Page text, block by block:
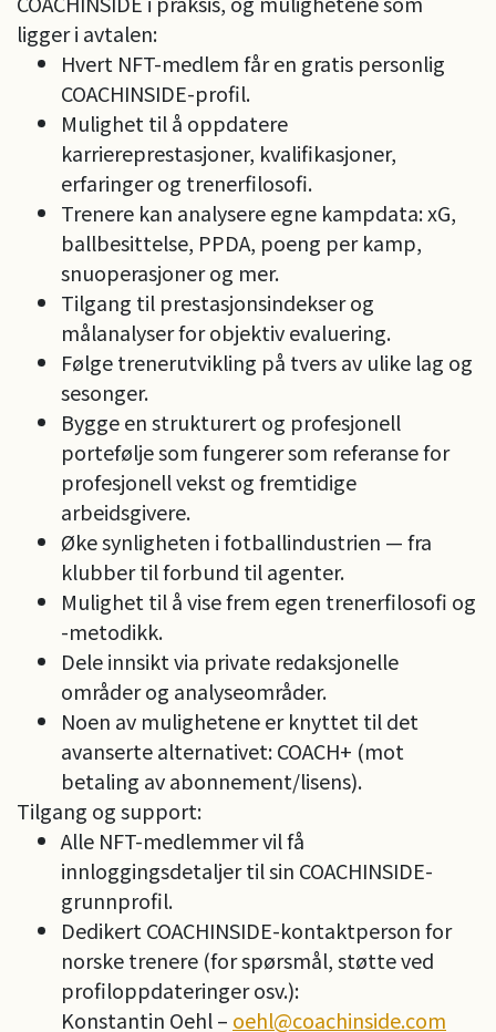
ligger i avtalen:
Hvert NFT-medlem får en gratis personlig
COACHINSIDE-profil.
Mulighet til å oppdatere
karriereprestasjoner, kvalifikasjoner,
erfaringer og trenerfilosofi.
Trenere kan analysere egne kampdata: xG,
ballbesittelse, PPDA, poeng per kamp,
snuoperasjoner og mer.
Tilgang til prestasjonsindekser og
målanalyser for objektiv evaluering.
Følge trenerutvikling på tvers av ulike lag og
sesonger.
Bygge en strukturert og profesjonell
portefølje som fungerer som referanse for
profesjonell vekst og fremtidige
arbeidsgivere.
Øke synligheten i fotballindustrien — fra
klubber til forbund til agenter.
Mulighet til å vise frem egen trenerfilosofi og
-metodikk.
Dele innsikt via private redaksjonelle
områder og analyseområder.
Noen av mulighetene er knyttet til det
avanserte alternativet: COACH+ (mot
betaling av abonnement/lisens).
Tilgang og support:
Alle NFT-medlemmer vil få
innloggingsdetaljer til sin COACHINSIDE-
grunnprofil.
Dedikert COACHINSIDE-kontaktperson for
norske trenere (for spørsmål, støtte ved
profiloppdateringer osv.):
Konstantin Oehl – oehl@coachinside.com